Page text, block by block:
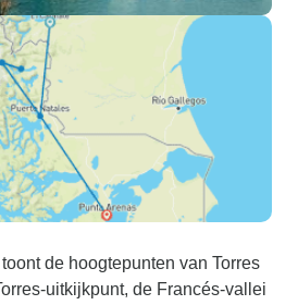
de hoogtepunten van Torres
uitkijkpunt, de Francés-vallei